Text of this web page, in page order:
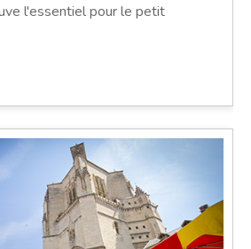
l'essentiel pour le petit